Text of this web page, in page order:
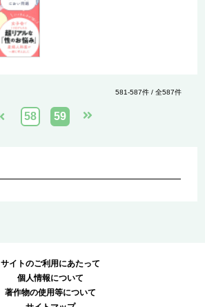
581-587件 / 全587件
58 59
サイトのご利用にあたって
個人情報について
著作物の使用等について